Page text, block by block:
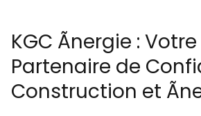
KGC Ãnergie : Votre
Partenaire de
Construction et